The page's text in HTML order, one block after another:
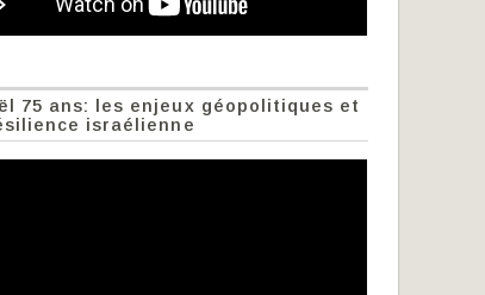
75 ans: les enjeux géopolitiques et
israélienne